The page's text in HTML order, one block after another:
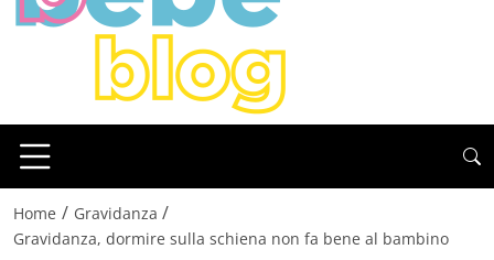
Home / Gravidanza /
Gravidanza, dormire sulla schiena non fa bene al bambino